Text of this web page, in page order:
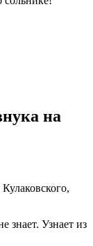
на
знает. Узнает из